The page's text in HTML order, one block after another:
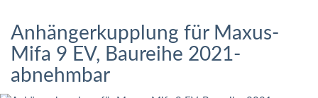
Anhängerkupplung für Maxus-
Mifa 9 EV, Baureihe 2021-
abnehmbar